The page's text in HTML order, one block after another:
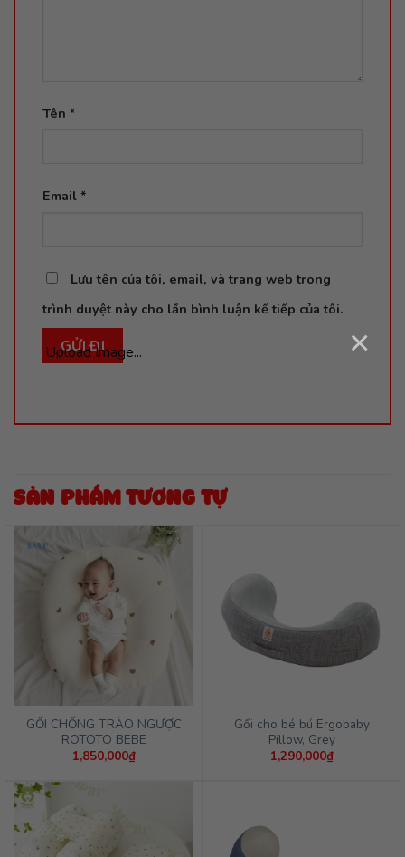
Upload Image... ×
Tên *
Email *
Lưu tên của tôi, email, và trang web trong
trình duyệt này cho lần bình luận kế tiếp của tôi.
SẢN PHẨM TƯƠNG TỰ
GỐI CHỐNG TRÀO NGƯỢC
ROTOTO BEBE
1,850,000₫
Gối cho bé bú Ergobaby
Pillow, Grey
1,290,000₫